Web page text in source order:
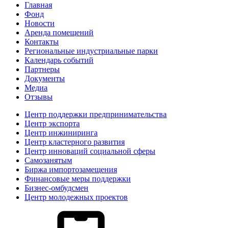
Главная
Фонд
Новости
Аренда помещений
Контакты
Региональные индустриальные парки
Календарь событий
Партнеры
Документы
Медиа
Отзывы
Центр поддержки предпринимательства
Центр экспорта
Центр инжиниринга
Центр кластерного развития
Центр инноваций социальной сферы
Cамозанятым
Биржа импортозамещения
Финансовые меры поддержки
Бизнес-омбудсмен
Центр молодежных проектов